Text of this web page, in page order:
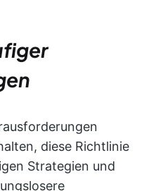
diese Richtlinie
Strategien und